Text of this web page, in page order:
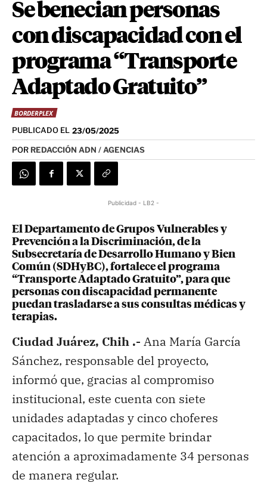
Se benecian personas
con discapacidad con el
programa “Transporte
Adaptado Gratuito”
BORDERPLEX
PUBLICADO EL 23/05/2025
POR REDACCIÓN ADN / AGENCIAS
Publicidad - LB2 -
El Departamento de Grupos Vulnerables y
Prevención a la Discriminación, de la
Subsecretaría de Desarrollo Humano y Bien
Común (SDHyBC), fortalece el programa
“Transporte Adaptado Gratuito”, para que
personas con discapacidad permanente
puedan trasladarse a sus consultas médicas y
terapias.
Ciudad Juárez, Chih .- Ana María García
Sánchez, responsable del proyecto,
informó que, gracias al compromiso
institucional, este cuenta con siete
unidades adaptadas y cinco choferes
capacitados, lo que permite brindar
atención a aproximadamente 34 personas
de manera regular.